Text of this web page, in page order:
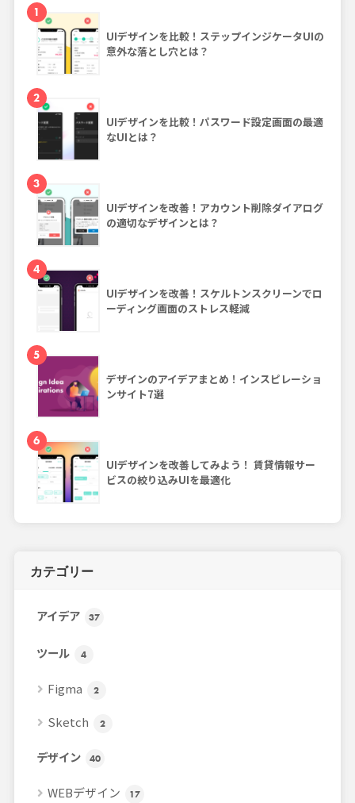
1
UIデザインを比較！ステップインジケータUIの
意外な落とし穴とは？
2
UIデザインを比較！パスワード設定画面の最適
なUIとは？
3
UIデザインを改善！アカウント削除ダイアログ
の適切なデザインとは？
4
UIデザインを改善！スケルトンスクリーンでロ
ーディング画面のストレス軽減
5
デザインのアイデアまとめ！インスピレーショ
ンサイト7選
6
UIデザインを改善してみよう！ 賃貸情報サー
ビスの絞り込みUIを最適化
カテゴリー
アイデア 37
ツール 4
Figma 2
Sketch 2
デザイン 40
WEBデザイン 17